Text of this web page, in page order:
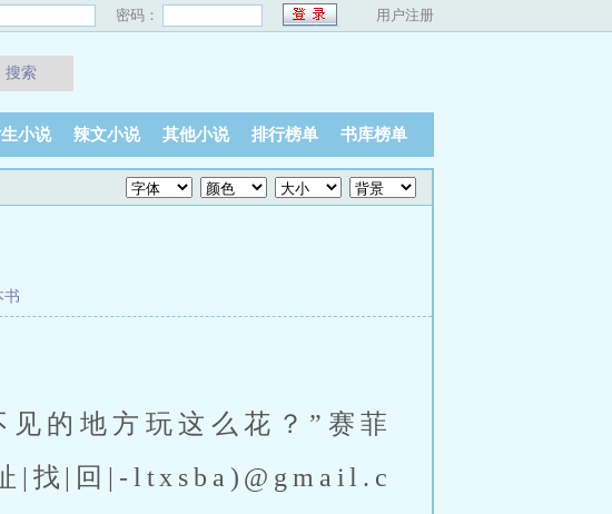
密码： 用户注册
搜索
小说 辣文小说 其他小说 排行榜单 书库榜单
书
|找|回|-ltxsba)@gmail.c